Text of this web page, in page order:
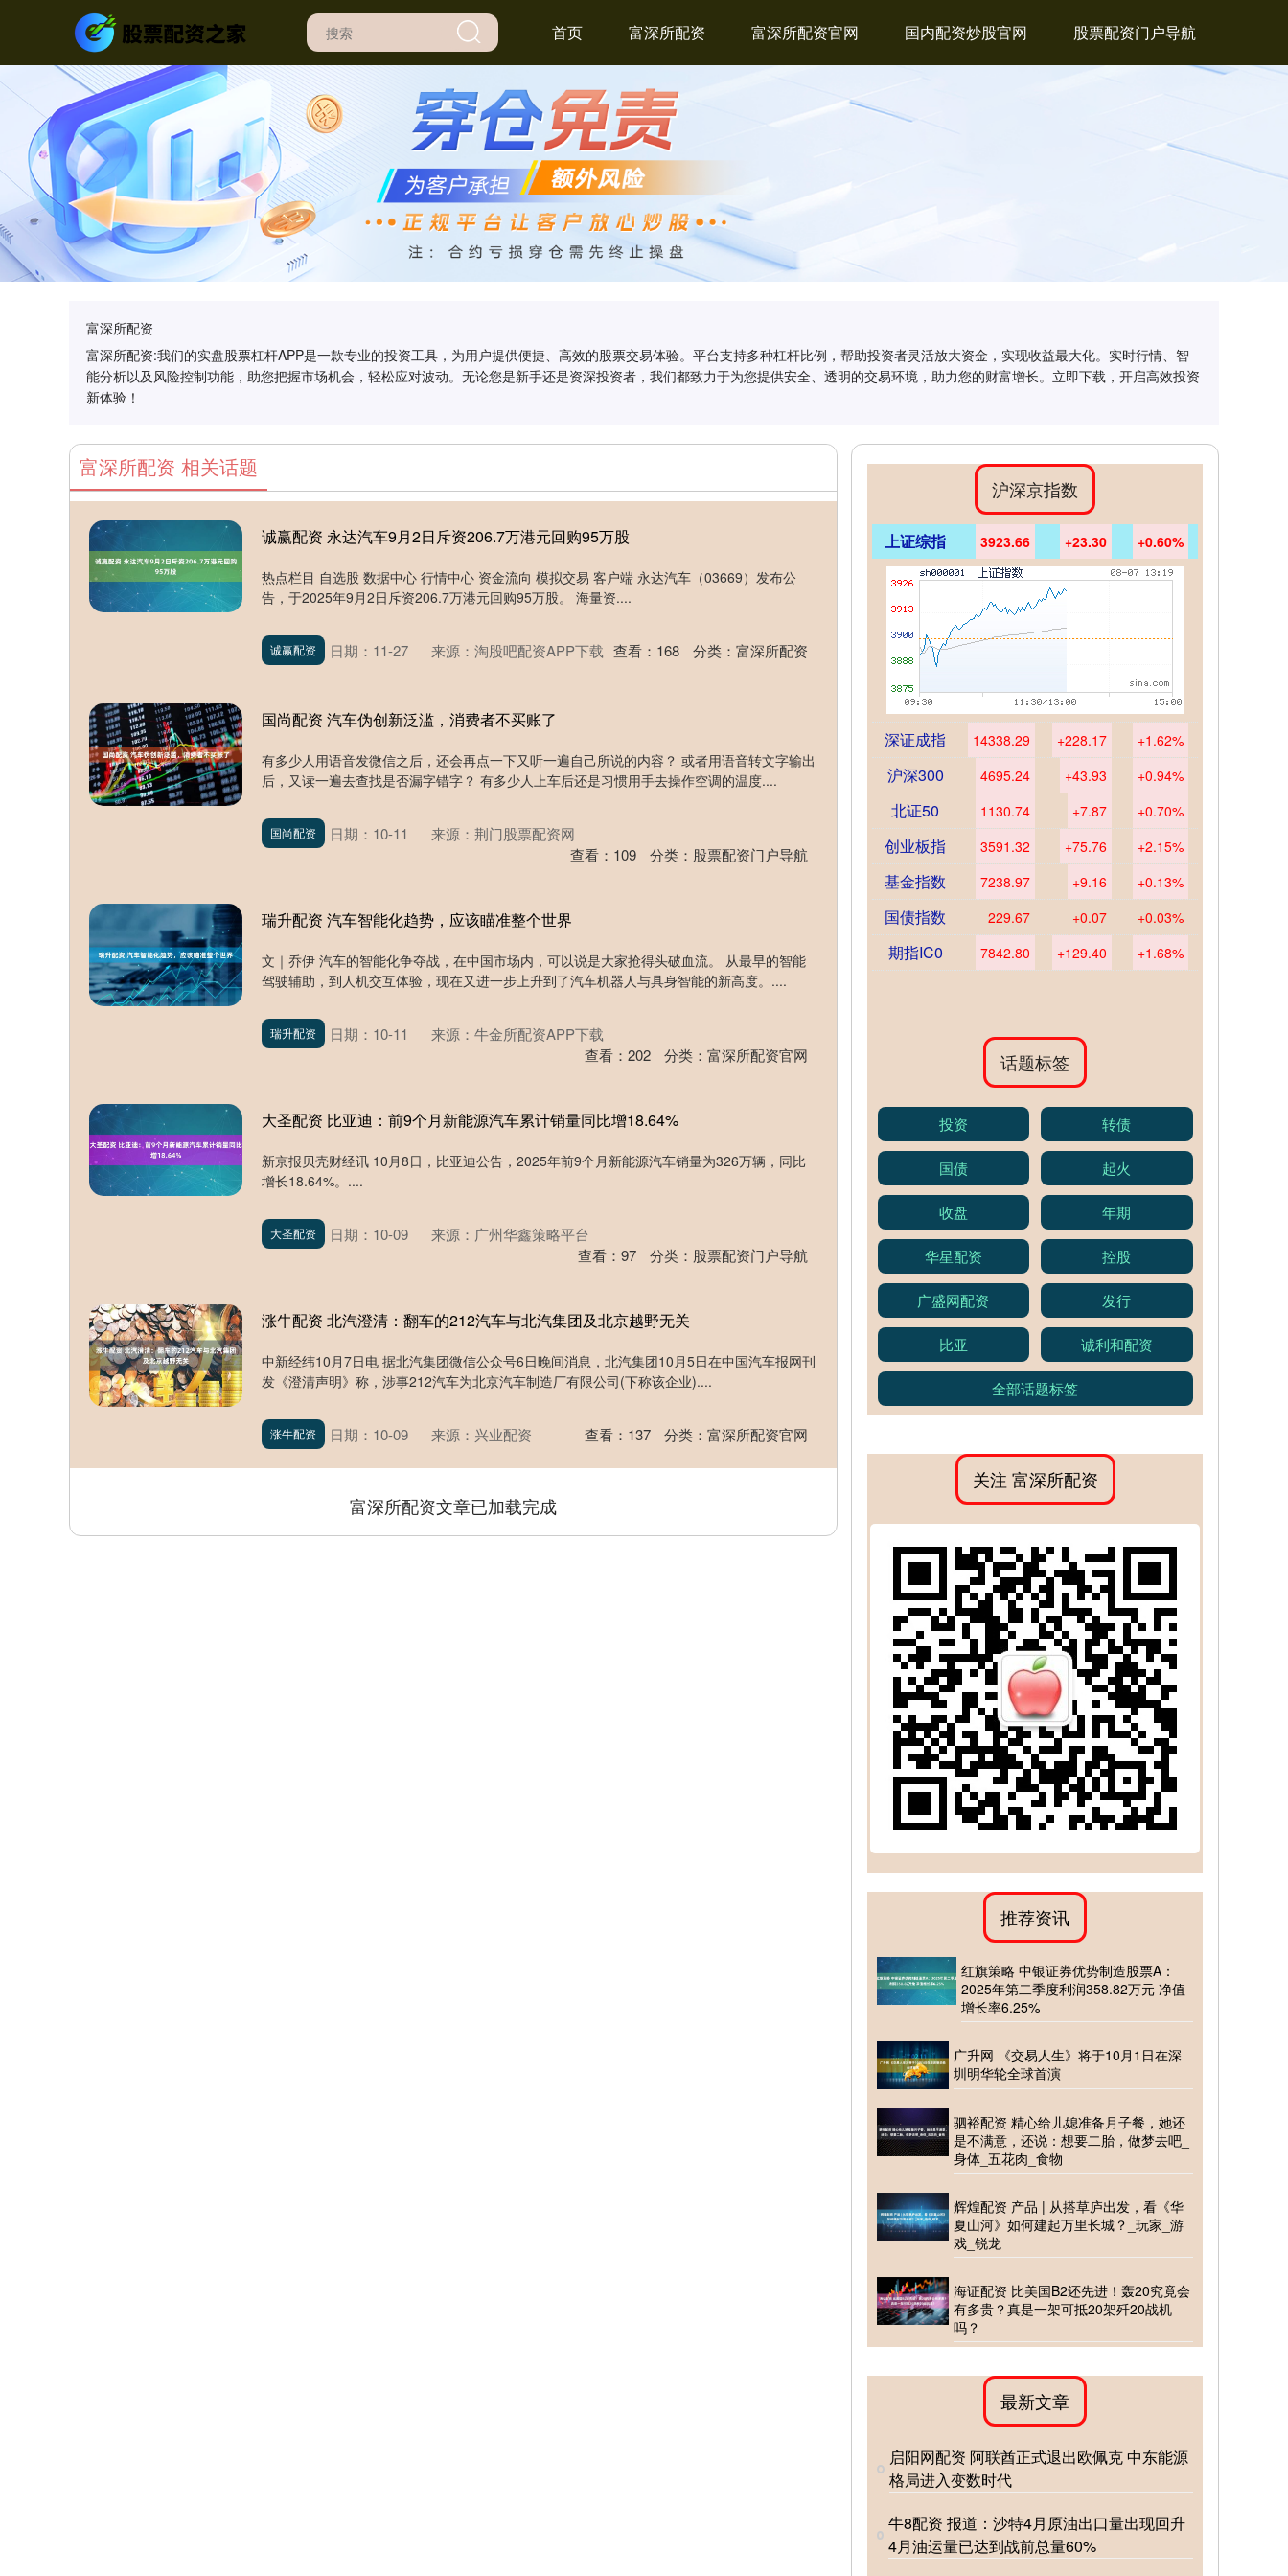
首页 富深所配资 富深所配资官网 国内配资炒股官网 股票配资门户导航
富深所配资
富深所配资:我们的实盘股票杠杆APP是一款专业的投资工具，为用户提供便捷、高效的股票交易体验。平台支持多种杠杆比例，帮助投资者灵活放大资金，实现收益最大化。实时行情、智
能分析以及风险控制功能，助您把握市场机会，轻松应对波动。无论您是新手还是资深投资者，我们都致力于为您提供安全、透明的交易环境，助力您的财富增长。立即下载，开启高效投资
新体验！
富深所配资 相关话题
诚赢配资 永达汽车9月2日斥资206.7万港元回购95万股
热点栏目 自选股 数据中心 行情中心 资金流向 模拟交易 客户端 永达汽车（03669）发布公
告，于2025年9月2日斥资206.7万港元回购95万股。 海量资....
诚赢配资 日期：11-27 来源：淘股吧配资APP下载 查看： 168 分类： 富深所配资
国尚配资 汽车伪创新泛滥，消费者不买账了
有多少人用语音发微信之后，还会再点一下又听一遍自己所说的内容？ 或者用语音转文字输出
后，又读一遍去查找是否漏字错字？ 有多少人上车后还是习惯用手去操作空调的温度....
国尚配资 日期：10-11
来源：荆门股票配资网
查看： 109 分类： 股票配资门户导航
瑞升配资 汽车智能化趋势，应该瞄准整个世界
文｜乔伊 汽车的智能化争夺战，在中国市场内，可以说是大家抢得头破血流。 从最早的智能
驾驶辅助，到人机交互体验，现在又进一步上升到了汽车机器人与具身智能的新高度。....
瑞升配资 日期：10-11
来源：牛金所配资APP下载
查看： 202 分类： 富深所配资官网
大圣配资 比亚迪：前9个月新能源汽车累计销量同比增18.64%
新京报贝壳财经讯 10月8日，比亚迪公告，2025年前9个月新能源汽车销量为326万辆，同比
增长18.64%。....
大圣配资 日期：10-09
来源：广州华鑫策略平台
查看： 97 分类： 股票配资门户导航
涨牛配资 北汽澄清：翻车的212汽车与北汽集团及北京越野无关
中新经纬10月7日电 据北汽集团微信公众号6日晚间消息，北汽集团10月5日在中国汽车报网刊
发《澄清声明》称，涉事212汽车为北京汽车制造厂有限公司(下称该企业)....
涨牛配资 日期：10-09 来源：兴业配资 查看： 137 分类： 富深所配资官网
富深所配资文章已加载完成
沪深京指数
上证综指 3923.66 +23.30 +0.60%
深证成指 14338.29 +228.17 +1.62%
沪深300 4695.24 +43.93 +0.94%
北证50 1130.74 +7.87 +0.70%
创业板指 3591.32 +75.76 +2.15%
基金指数 7238.97 +9.16 +0.13%
国债指数 229.67 +0.07 +0.03%
期指IC0 7842.80 +129.40 +1.68%
话题标签
投资 转债
国债 起火
收盘 年期
华星配资 控股
广盛网配资 发行
比亚 诚利和配资
全部话题标签
关注 富深所配资
推荐资讯
红旗策略 中银证券优势制造股票A：
2025年第二季度利润358.82万元 净值
增长率6.25%
广升网 《交易人生》将于10月1日在深
圳明华轮全球首演
驷裕配资 精心给儿媳准备月子餐，她还
是不满意，还说：想要二胎，做梦去吧_
身体_五花肉_食物
辉煌配资 产品 | 从搭草庐出发，看《华
夏山河》如何建起万里长城？_玩家_游
戏_锐龙
海证配资 比美国B2还先进！轰20究竟会
有多贵？真是一架可抵20架歼20战机
吗？
最新文章
启阳网配资 阿联酋正式退出欧佩克 中东能源
格局进入变数时代
牛8配资 报道：沙特4月原油出口量出现回升
4月油运量已达到战前总量60%